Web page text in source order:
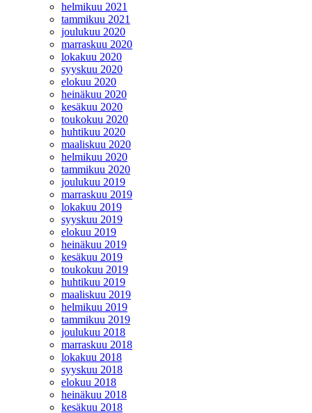
helmikuu 2021
tammikuu 2021
joulukuu 2020
marraskuu 2020
lokakuu 2020
syyskuu 2020
elokuu 2020
heinäkuu 2020
kesäkuu 2020
toukokuu 2020
huhtikuu 2020
maaliskuu 2020
helmikuu 2020
tammikuu 2020
joulukuu 2019
marraskuu 2019
lokakuu 2019
syyskuu 2019
elokuu 2019
heinäkuu 2019
kesäkuu 2019
toukokuu 2019
huhtikuu 2019
maaliskuu 2019
helmikuu 2019
tammikuu 2019
joulukuu 2018
marraskuu 2018
lokakuu 2018
syyskuu 2018
elokuu 2018
heinäkuu 2018
kesäkuu 2018